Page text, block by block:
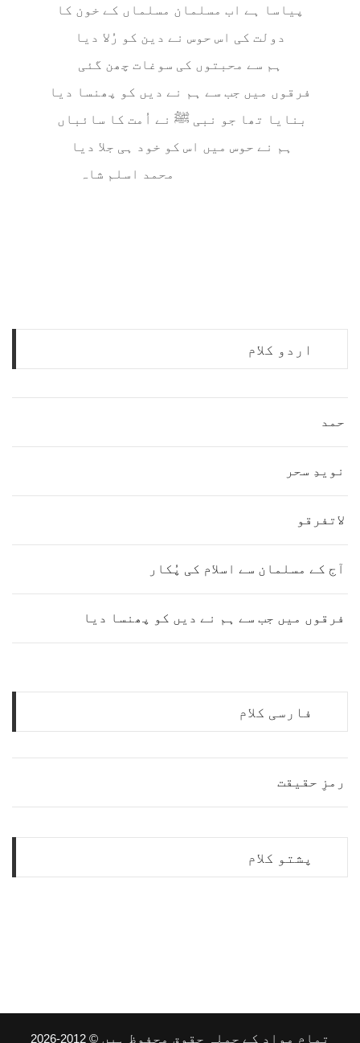
پیاسا ہے اب مسلمان مسلماں کے خون کا
دولت کی اس حوس نے دین کو رُلا دیا
ہم سے محبتوں کی سوغات چھن گئی
فرقوں میں جب سے ہم نے دیں کو پھنسا دیا
بنایا تھا جو نبی ﷺ نے اُمت کا سائباں
ہم نے حوس میں اس کو خود ہی جلا دیا
محمد اسلم شاہ
اردو کلام
حمد
نویدِ سحر
لاتفرقو
آج کے مسلمان سے اسلام کی پُکار
فرقوں میں جب سے ہم نے دیں کو پھنسا دیا
فارسی کلام
رمزِ حقیقت
پشتو کلام
تمام مواد کے جملہ حقوق محفوظ ہیں © 2012-2026